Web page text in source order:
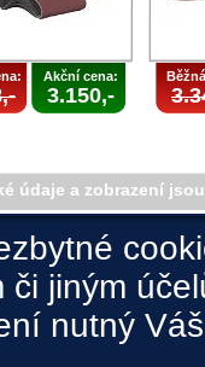
Akční cena:
3.150,-
údaje a zobrazení
či jiným
nutný